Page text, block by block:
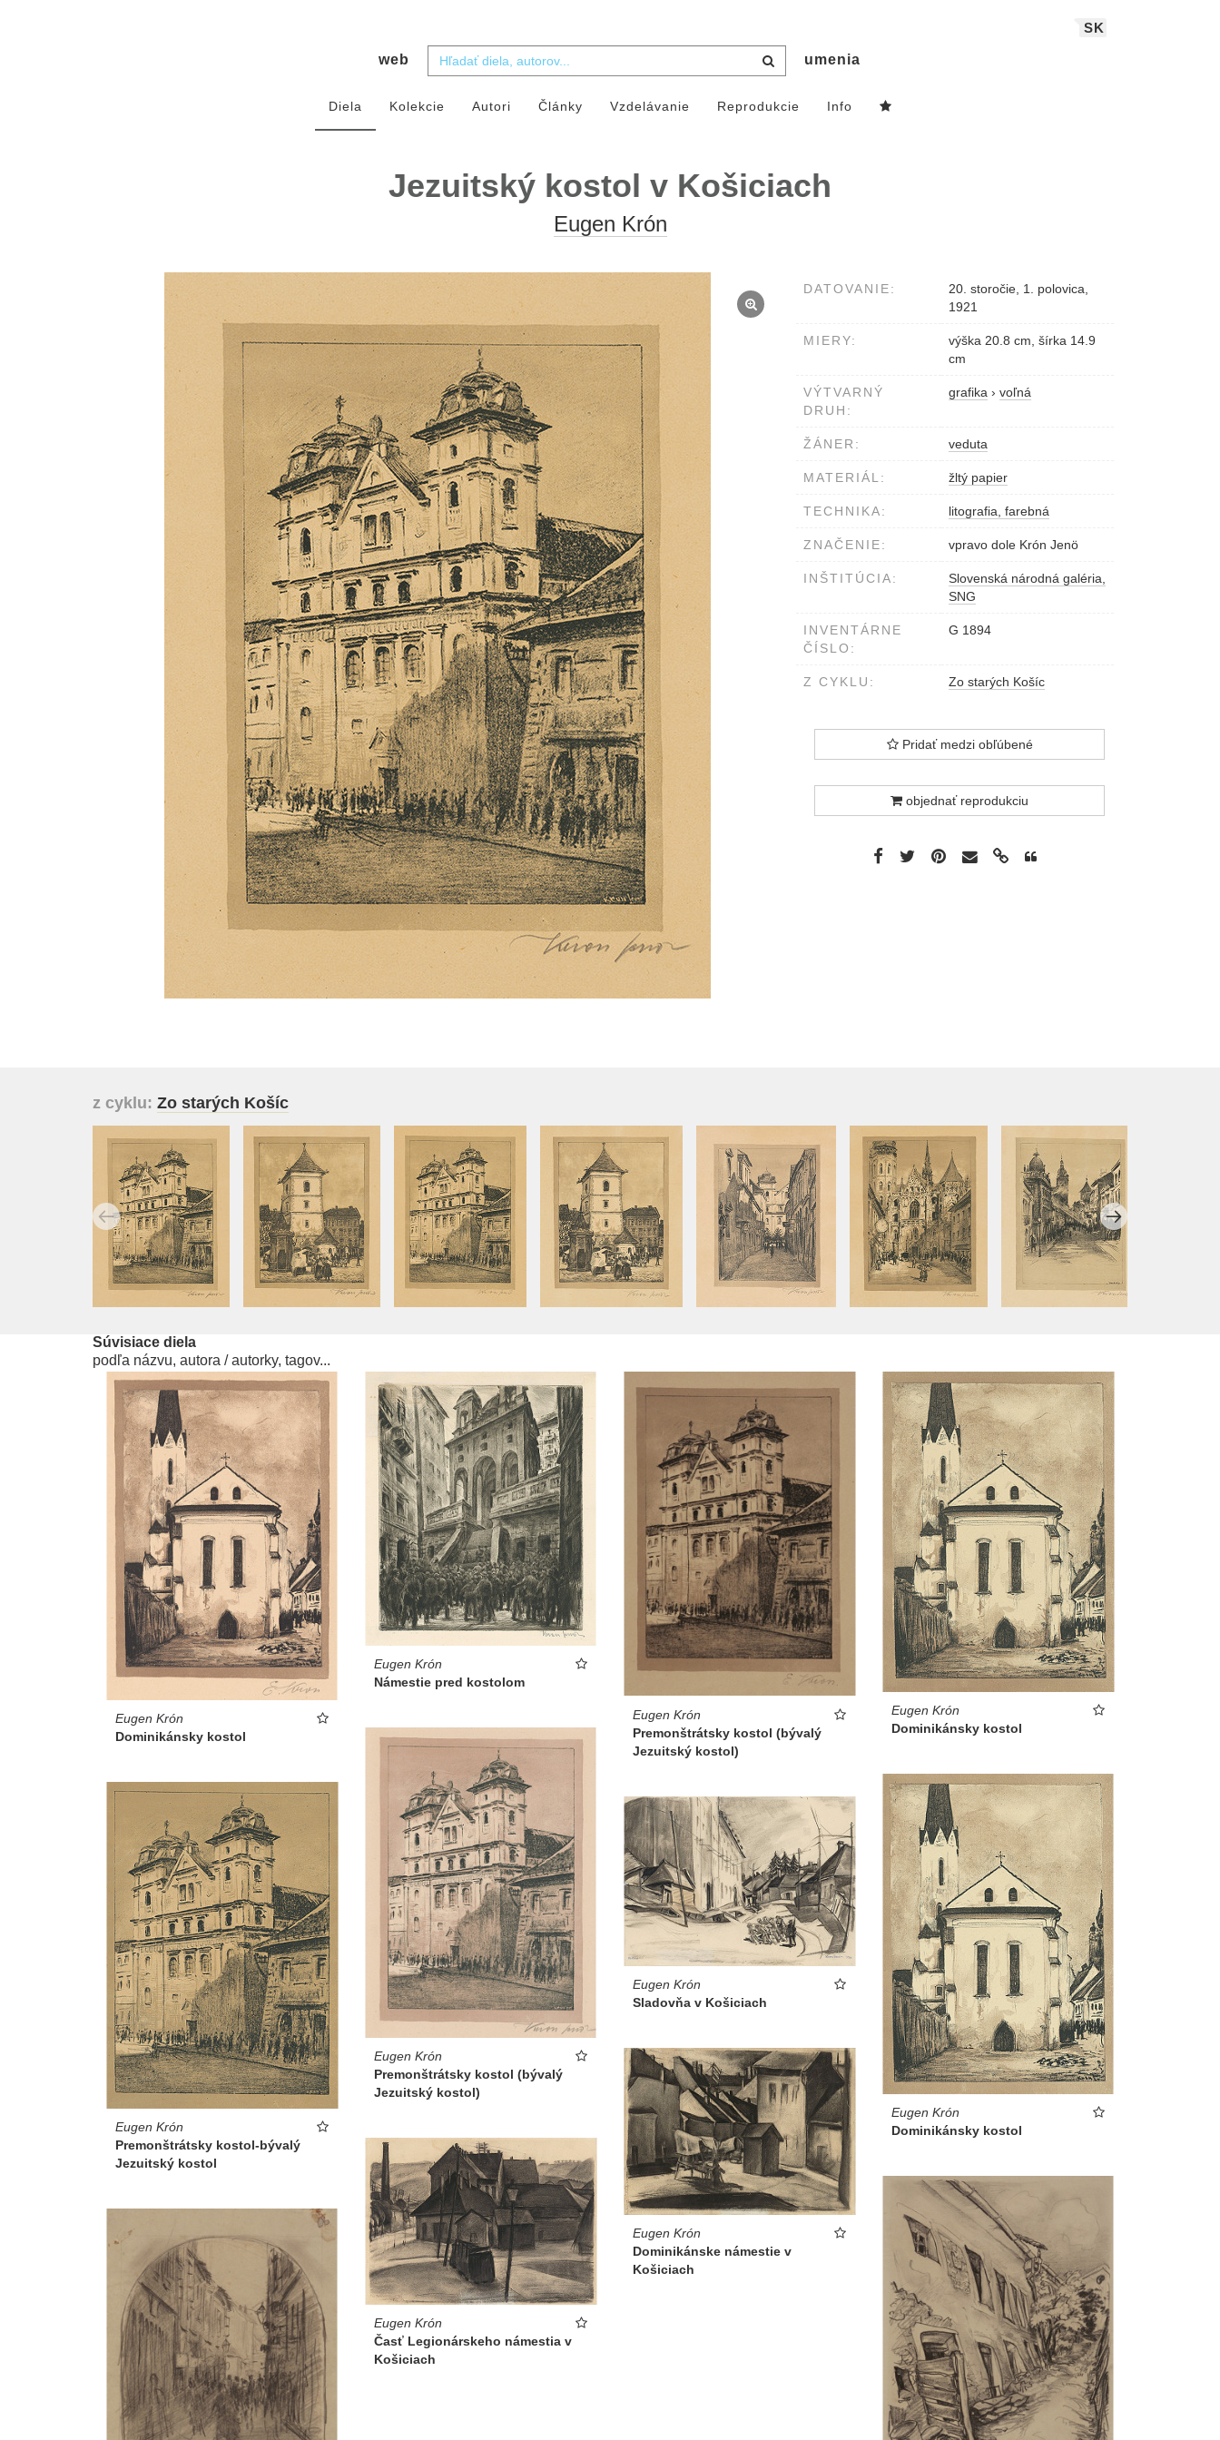
SK
web umenia
Diela Kolekcie Autori Články Vzdelávanie Reprodukcie Info
Jezuitský kostol v Košiciach
Eugen Krón
DATOVANIE:
20. storočie, 1. polovica,
1921
MIERY:
výška 20.8 cm, šírka 14.9
cm
VÝTVARNÝ
DRUH:
grafika › voľná
ŽÁNER: veduta
MATERIÁL: žltý papier
TECHNIKA: litografia, farebná
ZNAČENIE: vpravo dole Krón Jenö
INŠTITÚCIA:
Slovenská národná galéria,
SNG
INVENTÁRNE
ČÍSLO:
G 1894
Z CYKLU: Zo starých Košíc
Pridať medzi obľúbené
objednať reprodukciu
z cyklu: Zo starých Košíc
Súvisiace diela
podľa názvu, autora / autorky, tagov...
Eugen Krón
Dominikánsky kostol
Eugen Krón
Námestie pred kostolom
Eugen Krón
Premonštrátsky kostol (bývalý
Jezuitský kostol)
Eugen Krón
Dominikánsky kostol
Eugen Krón
Premonštrátsky kostol (bývalý
Jezuitský kostol)
Eugen Krón
Dominikánsky kostol
Eugen Krón
Premonštrátsky kostol-bývalý
Jezuitský kostol
Eugen Krón
Sladovňa v Košiciach
Eugen Krón
Dominikánske námestie v
Košiciach
Eugen Krón
Časť Legionárskeho námestia v
Košiciach